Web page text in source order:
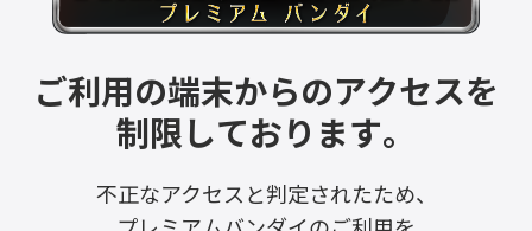
ご利用の端末からのアクセスを
制限しております。
不正なアクセスと判定されたため、